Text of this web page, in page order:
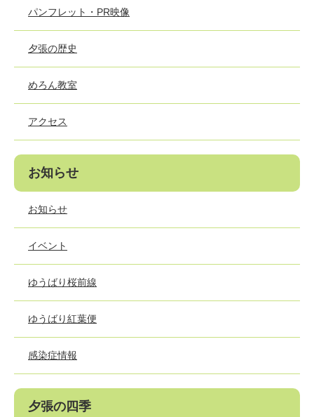
パンフレット・PR映像
夕張の歴史
めろん教室
アクセス
お知らせ
お知らせ
イベント
ゆうばり桜前線
ゆうばり紅葉便
感染症情報
夕張の四季